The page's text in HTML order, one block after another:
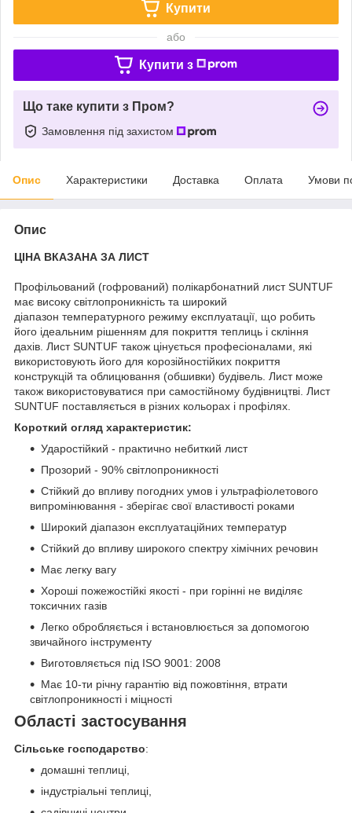
Купити
або
Купити з
Що таке купити з Пром?
Замовлення під захистом
Опис Характеристики Доставка Оплата Умови
Опис
ЦІНА ВКАЗАНА ЗА ЛИСТ
Профільований (гофрований) полікарбонатний лист SUNTUF
має високу світлопроникність та широкий
діапазон температурного режиму експлуатації, що робить
його ідеальним рішенням для покриття теплиць і скління
дахів. Лист SUNTUF також цінується професіоналами, які
використовують його для корозійностійких покриття
конструкцій та облицювання (обшивки) будівель. Лист може
також використовуватися при самостійному будівництві. Лист
SUNTUF поставляється в різних кольорах і профілях.
Короткий огляд характеристик:
Ударостійкий - практично небиткий лист
Прозорий - 90% світлопроникності
Стійкий до впливу погодних умов і ультрафіолетового
випромінювання - зберігає свої властивості роками
Широкий діапазон експлуатаційних температур
Стійкий до впливу широкого спектру хімічних речовин
Має легку вагу
Хороші пожежостійкі якості - при горінні не виділяє
токсичних газів
Легко обробляється і встановлюється за допомогою
звичайного інструменту
Виготовляється під ISO 9001: 2008
Має 10-ти річну гарантію від пожовтіння, втрати
світлопроникності і міцності
Області застосування
Сільське господарство:
домашні теплиці,
індустріальні теплиці,